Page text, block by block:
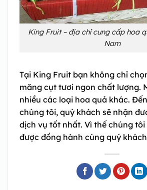
King Fruit – địa chỉ cung cấp hoa
Nam
Tại King Fruit bạn không chỉ
măng cụt tươi ngon chất lượng.
nhiều các loại hoa quả khác.
chúng tôi, quý khách sẽ nhận
dịch vụ tốt nhất. Vì thế chúng
được đồng hành cùng quý